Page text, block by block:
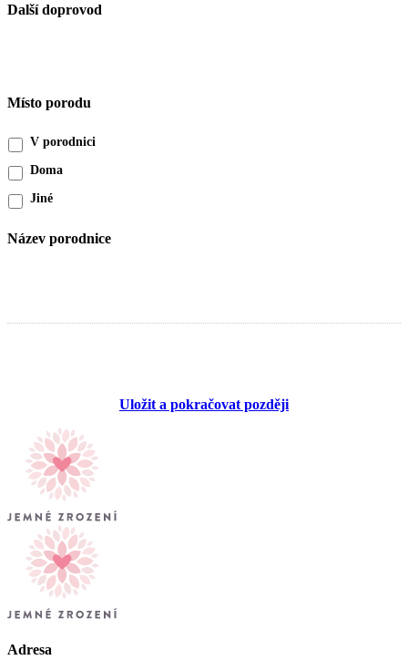
Další doprovod
Místo porodu
V porodnici
Doma
Jiné
Název porodnice
Uložit a pokračovat později
Adresa